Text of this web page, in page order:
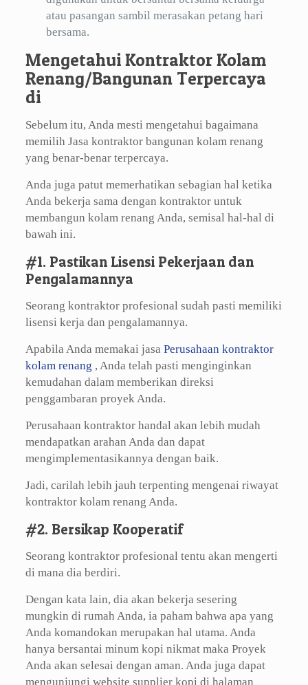
atau pasangan sambil merasakan petang hari
bersama.
Mengetahui Kontraktor Kolam
Renang/Bangunan Terpercaya
di
Sebelum itu, Anda mesti mengetahui bagaimana
memilih Jasa kontraktor bangunan kolam renang
yang benar-benar terpercaya.
Anda juga patut memerhatikan sebagian hal ketika
Anda bekerja sama dengan kontraktor untuk
membangun kolam renang Anda, semisal hal-hal di
bawah ini.
#1. Pastikan Lisensi Pekerjaan dan
Pengalamannya
Seorang kontraktor profesional sudah pasti memiliki
lisensi kerja dan pengalamannya.
Apabila Anda memakai jasa Perusahaan kontraktor
kolam renang , Anda telah pasti menginginkan
kemudahan dalam memberikan direksi
penggambaran proyek Anda.
Perusahaan kontraktor handal akan lebih mudah
mendapatkan arahan Anda dan dapat
mengimplementasikannya dengan baik.
Jadi, carilah lebih jauh terpenting mengenai riwayat
kontraktor kolam renang Anda.
#2. Bersikap Kooperatif
Seorang kontraktor profesional tentu akan mengerti
di mana dia berdiri.
Dengan kata lain, dia akan bekerja sesering
mungkin di rumah Anda, ia paham bahwa apa yang
Anda komandokan merupakan hal utama. Anda
hanya bersantai minum kopi nikmat maka Proyek
Anda akan selesai dengan aman. Anda juga dapat
mengunjungi website supplier kopi di halaman